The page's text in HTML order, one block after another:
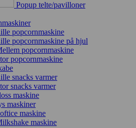
Popup telte/pavilloner
popcornmaskine
popcornmaskine på hjul
popcornmaskine
popcornmaskine
snacks varmer
snacks varmer
maskine
maskiner
maskine
maskine